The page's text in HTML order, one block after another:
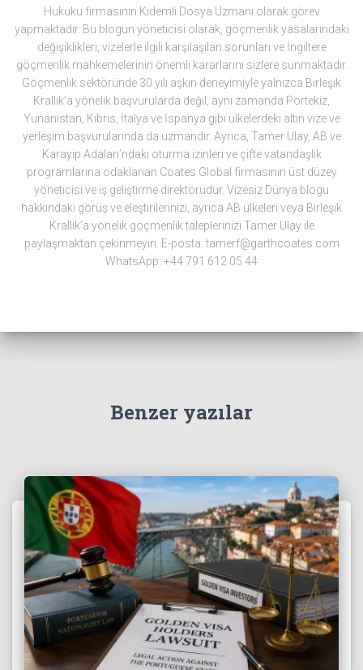
Hukuku firmasının Kıdemli Dosya Uzmanı olarak görev
yapmaktadır. Bu blogun yöneticisi olarak, göçmenlik yasalarındaki
değişiklikleri, vizelerle ilgili karşılaşılan sorunları ve İngiltere
göçmenlik mahkemelerinin önemli kararlarını sizlere sunmaktadır.
Göçmenlik sektöründe 30 yılı aşkın deneyimiyle yalnızca Birleşik
Krallık’a yönelik başvurularda değil, aynı zamanda Portekiz,
Yunanistan, Kıbrıs, İtalya ve İspanya gibi ülkelerdeki altın vize ve
yerleşim başvurularında da uzmandır. Ayrıca, Tamer Ulay, AB ve
Karayip Adaları’ndaki oturma izinleri ve çifte vatandaşlık
programlarına odaklanan Coates Global firmasının üst düzey
yöneticisi ve iş geliştirme direktörüdür. Vizesiz Dünya blogu
hakkındaki görüş ve eleştirilerinizi, ayrıca AB ülkeleri veya Birleşik
Krallık’a yönelik göçmenlik taleplerinizi Tamer Ulay ile
paylaşmaktan çekinmeyin. E-posta: tamerf@garthcoates.com
WhatsApp: +44 791 612 05 44
Benzer yazılar